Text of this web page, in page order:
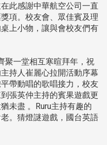
此感謝中華航空公司一直
項。校友會、眾佳賓及理
上小物，讓與會校友們有
聚一堂相互寒暄拜年，祝
持人崔麗心拉開活動序幕
帶動唱的歌唱接力，校友
張英仲主持的賓果遊戲更
未盡 。Ruru主持有趣的
。猜燈謎遊戲，國台英語